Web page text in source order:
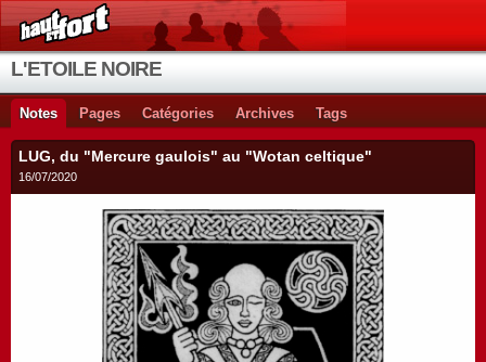
L'ETOILE NOIRE
Notes Pages Catégories Archives Tags
LUG, du "Mercure gaulois" au "Wotan celtique"
16/07/2020